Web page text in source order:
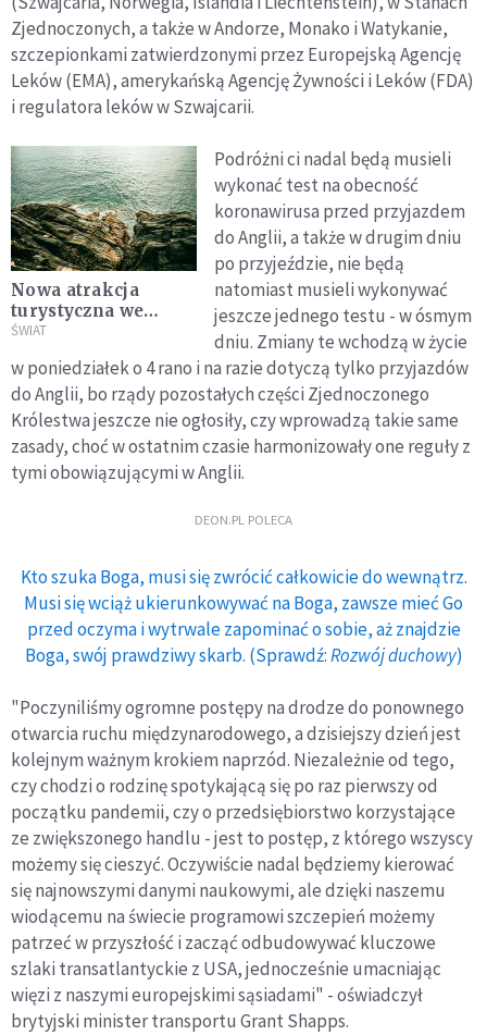
Zjednoczonych, a także w Andorze, Monako i Watykanie,
szczepionkami zatwierdzonymi przez Europejską Agencję
Leków (EMA), amerykańską Agencję Żywności i Leków (FDA)
i regulatora leków w Szwajcarii.
Nowa atrakcja
turystyczna we
Włoszech. Nad
powstała Riwiera
San Bartolo
ŚWIAT
Podróżni ci nadal będą musieli
wykonać test na obecność
koronawirusa przed przyjazdem
do Anglii, a także w drugim dniu
po przyjeździe, nie będą
natomiast musieli wykonywać
jeszcze jednego testu - w ósmym
dniu. Zmiany te wchodzą w życie
w poniedziałek o 4 rano i na razie dotyczą tylko przyjazdów
do Anglii, bo rządy pozostałych części Zjednoczonego
Królestwa jeszcze nie ogłosiły, czy wprowadzą takie same
zasady, choć w ostatnim czasie harmonizowały one reguły z
tymi obowiązującymi w Anglii.
DEON.PL POLECA
Kto szuka Boga, musi się zwrócić całkowicie do wewnątrz.
Musi się wciąż ukierunkowywać na Boga, zawsze mieć Go
przed oczyma i wytrwale zapominać o sobie, aż znajdzie
Boga, swój prawdziwy skarb. (Sprawdź:Rozwój duchowy)
"Poczyniliśmy ogromne postępy na drodze do ponownego
otwarcia ruchu międzynarodowego, a dzisiejszy dzień jest
kolejnym ważnym krokiem naprzód. Niezależnie od tego,
czy chodzi o rodzinę spotykającą się po raz pierwszy od
początku pandemii, czy o przedsiębiorstwo korzystające
ze zwiększonego handlu - jest to postęp, z którego wszyscy
możemy się cieszyć. Oczywiście nadal będziemy kierować
się najnowszymi danymi naukowymi, ale dzięki naszemu
wiodącemu na świecie programowi szczepień możemy
patrzeć w przyszłość i zacząć odbudowywać kluczowe
szlaki transatlantyckie z USA, jednocześnie umacniając
więzi z naszymi europejskimi sąsiadami" - oświadczył
brytyjski minister transportu Grant Shapps.